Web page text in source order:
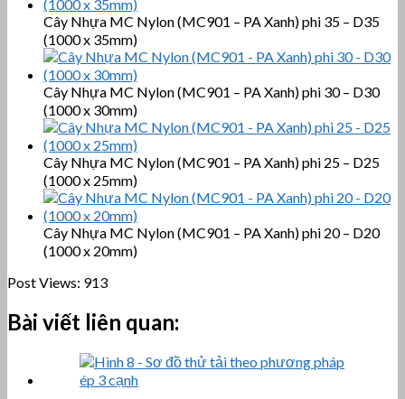
Cây Nhựa MC Nylon (MC901 – PA Xanh) phi 35 – D35
(1000 x 35mm)
Cây Nhựa MC Nylon (MC901 – PA Xanh) phi 30 – D30
(1000 x 30mm)
Cây Nhựa MC Nylon (MC901 – PA Xanh) phi 25 – D25
(1000 x 25mm)
Cây Nhựa MC Nylon (MC901 – PA Xanh) phi 20 – D20
(1000 x 20mm)
Post Views: 913
Bài viết liên quan: